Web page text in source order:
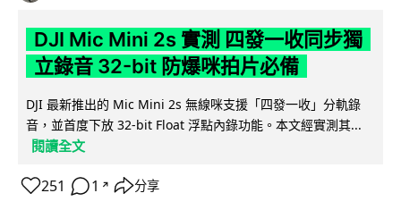
DJI Mic Mini 2s 實測 四發一收同步獨
立錄音 32-bit 防爆咪拍片必備
DJI 最新推出的 Mic Mini 2s 無線咪支援「四發一收」分軌錄
音，並首度下放 32-bit Float 浮點內錄功能。本文經實測其...
閱讀全文
251 1 ↗ 分享